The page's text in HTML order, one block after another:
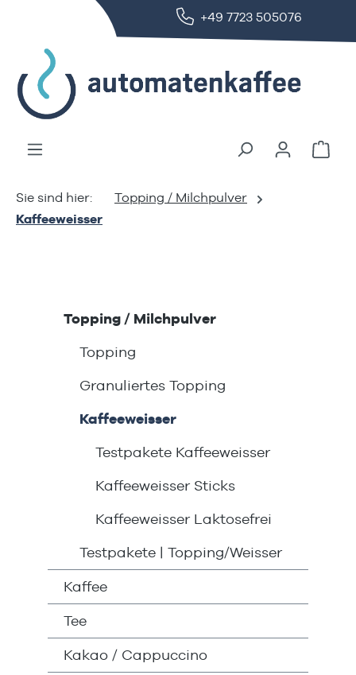
+49 7723 505076
Topping / Milchpulver
Kaffeeweisser
Topping / Milchpulver
Topping
Granuliertes Topping
Kaffeeweisser
Testpakete Kaffeeweisser
Kaffeeweisser Sticks
Kaffeeweisser Laktosefrei
Testpakete | Topping/Weisser
Kaffee
Tee
Kakao / Cappuccino